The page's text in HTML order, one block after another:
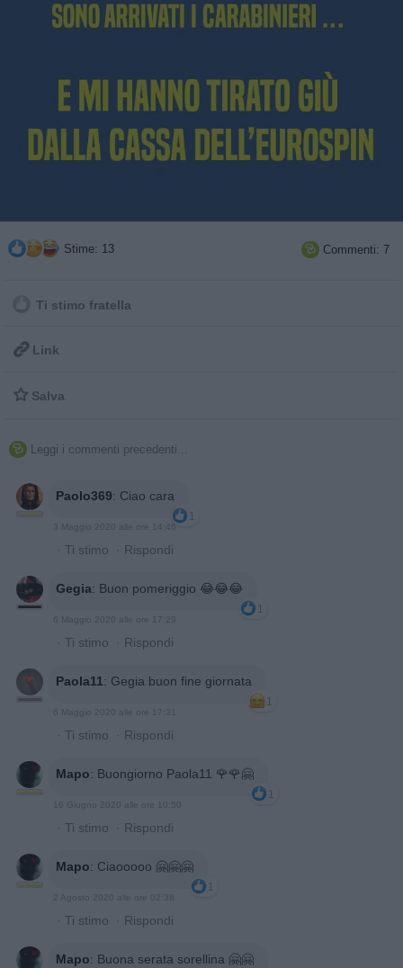
Stime: 13  Commenti: 7
Ti stimo fratella
 Link
 Salva
 Leggi i commenti precedenti...
Paolo369: Ciao cara
1
3 Maggio 2020 alle ore 14:46
· Ti stimo · Rispondi
Gegia: Buon pomeriggio 😂😂😂
1
6 Maggio 2020 alle ore 17:29
· Ti stimo · Rispondi
Paola11: Gegia buon fine giornata
1
6 Maggio 2020 alle ore 17:31
· Ti stimo · Rispondi
Mapo: Buongiorno Paola11 🌹🌹🤗
1
16 Giugno 2020 alle ore 10:50
· Ti stimo · Rispondi
Mapo: Ciaooooo 🤗🤗🤗
1
2 Agosto 2020 alle ore 02:38
· Ti stimo · Rispondi
Mapo: Buona serata sorellina 🤗🤗